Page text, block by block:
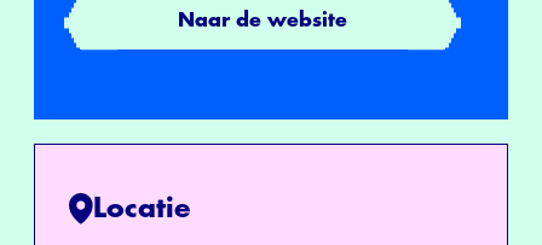
Naar de website
Locatie